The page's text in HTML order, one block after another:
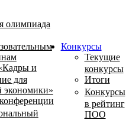
олимпиада
и
для
экономики»
Конкурсы
Текущие
конкурсы
Итоги
Конкурсы
в рейтинг
ПОО